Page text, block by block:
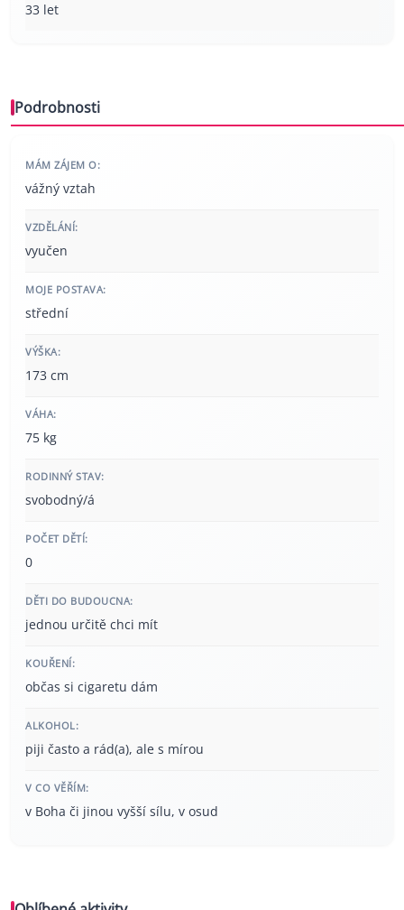
33 let
Podrobnosti
MÁM ZÁJEM O:
vážný vztah
VZDĚLÁNÍ:
vyučen
MOJE POSTAVA:
střední
VÝŠKA:
173 cm
VÁHA:
75 kg
RODINNÝ STAV:
svobodný/á
POČET DĚTÍ:
0
DĚTI DO BUDOUCNA:
jednou určitě chci mít
KOUŘENÍ:
občas si cigaretu dám
ALKOHOL:
piji často a rád(a), ale s mírou
V CO VĚŘÍM:
v Boha či jinou vyšší sílu, v osud